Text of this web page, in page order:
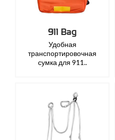
911 Bag
Удобная
транспортировочная
сумка для 911..